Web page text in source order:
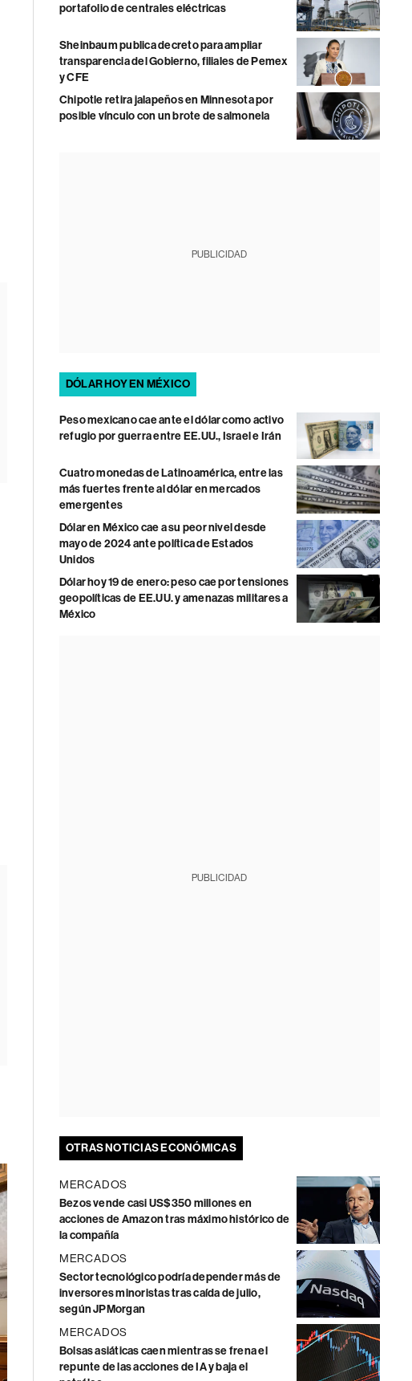
portafolio de centrales eléctricas
Sheinbaum publica decreto para ampliar
transparencia del Gobierno, filiales de Pemex
y CFE
Chipotle retira jalapeños en Minnesota por
posible vínculo con un brote de salmonela
PUBLICIDAD
DÓLAR HOY EN MÉXICO
Peso mexicano cae ante el dólar como activo
refugio por guerra entre EE.UU., Israel e Irán
Cuatro monedas de Latinoamérica, entre las
más fuertes frente al dólar en mercados
emergentes
Dólar en México cae a su peor nivel desde
mayo de 2024 ante política de Estados
Unidos
Dólar hoy 19 de enero: peso cae por tensiones
geopolíticas de EE.UU. y amenazas militares a
México
PUBLICIDAD
OTRAS NOTICIAS ECONÓMICAS
MERCADOS
Bezos vende casi US$350 millones en
acciones de Amazon tras máximo histórico de
la compañía
MERCADOS
Sector tecnológico podría depender más de
inversores minoristas tras caída de julio,
según JPMorgan
MERCADOS
Bolsas asiáticas caen mientras se frena el
repunte de las acciones de IA y baja el